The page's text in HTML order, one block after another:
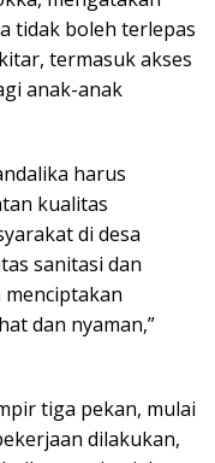
tidak boleh terlepas
termasuk akses
anak-anak
harus
kualitas
di desa
sanitasi dan
dan nyaman,”
tiga pekan, mulai
dilakukan,